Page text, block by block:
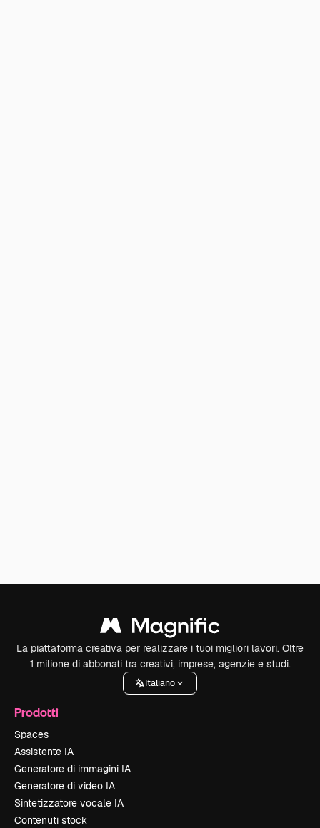
La piattaforma creativa per realizzare i tuoi migliori lavori. Oltre
1 milione di abbonati tra creativi, imprese, agenzie e studi.
Italiano
Prodotti
Spaces
Assistente IA
Generatore di immagini IA
Generatore di video IA
Sintetizzatore vocale IA
Contenuti stock